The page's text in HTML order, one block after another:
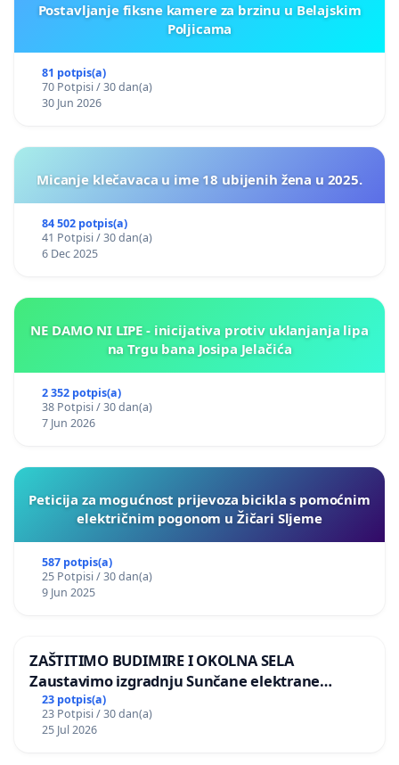
Postavljanje fiksne kamere za brzinu u Belajskim
Poljicama
81 potpis(a)
70 Potpisi / 30 dan(a)
30 Jun 2026
Micanje klečavaca u ime 18 ubijenih žena u 2025.
84 502 potpis(a)
41 Potpisi / 30 dan(a)
6 Dec 2025
NE DAMO NI LIPE - inicijativa protiv uklanjanja lipa
na Trgu bana Josipa Jelačića
2 352 potpis(a)
38 Potpisi / 30 dan(a)
7 Jun 2026
Peticija za mogućnost prijevoza bicikla s pomoćnim
električnim pogonom u Žičari Sljeme
587 potpis(a)
25 Potpisi / 30 dan(a)
9 Jun 2025
ZAŠTITIMO BUDIMIRE I OKOLNA SELA
Zaustavimo izgradnju Sunčane elektrane
Vedrine na području Ugljana
23 potpis(a)
23 Potpisi / 30 dan(a)
25 Jul 2026